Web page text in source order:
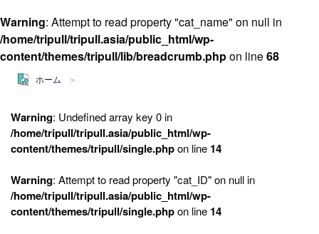
Warning: Attempt to read property "cat_name" on null in
/home/tripull/tripull.asia/public_html/wp-
content/themes/tripull/lib/breadcrumb.phpon line68
ホーム
Warning: Undefined array key 0 in
/home/tripull/tripull.asia/public_html/wp-
content/themes/tripull/single.phpon line 14
Warning: Attempt to read property "cat_ID" on null in
/home/tripull/tripull.asia/public_html/wp-
content/themes/tripull/single.phpon line 14